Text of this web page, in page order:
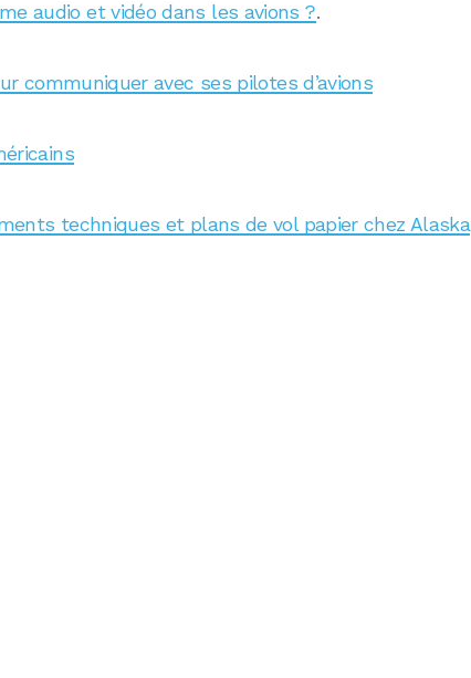
audio et vidéo dans les avions ?.
communiquer avec ses pilotes d’avions
techniques et plans de vol papier chez Alaska